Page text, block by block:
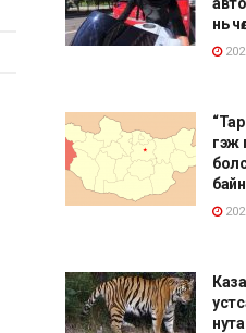
нь
гэж